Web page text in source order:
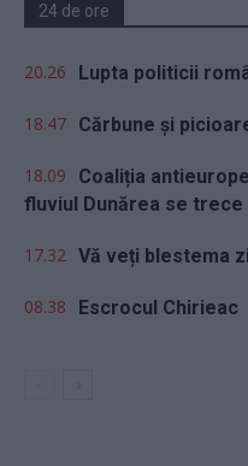
24 de ore
20.26 Lupta politicii
18.47 Cărbune și
18.09
Coaliția
fluviul Dunărea se trece
17.32 Vă veți blestema
08.38 Escrocul Chirieac